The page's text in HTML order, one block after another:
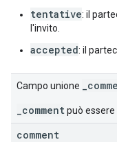
tentative: il
l'invito.
accepted: il
Campo unione
_commentpuò essere
comment